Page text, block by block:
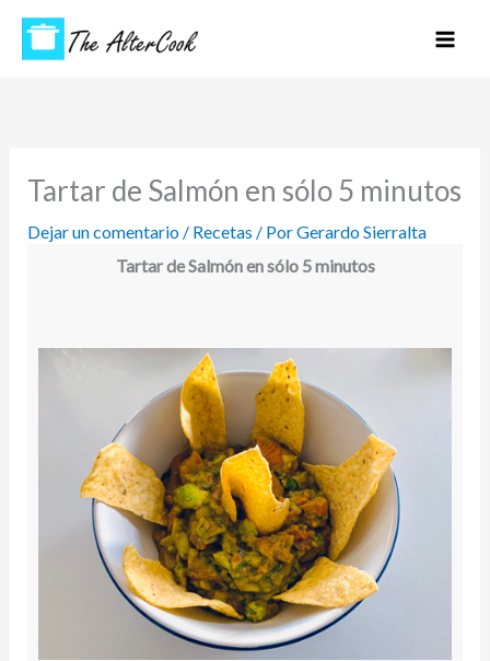
Tartar de Salmón en sólo 5 minutos
Dejar un comentario / Recetas / PorGerardo Sierralta
Tartar de Salmón en sólo 5 minutos